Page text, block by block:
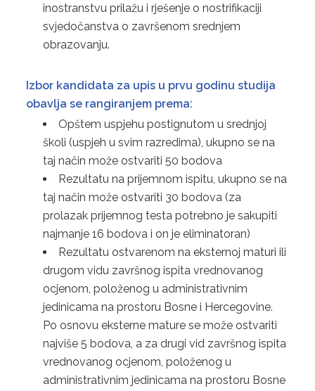
inostranstvu prilažu i rješenje o nostrifikaciji
svjedočanstva o završenom srednjem
obrazovanju.
Izbor kandidata za upis u prvu godinu studija
obavlja se rangiranjem prema:
Opštem uspjehu postignutom u srednjoj
školi (uspjeh u svim razredima), ukupno se na
taj način može ostvariti 50 bodova
Rezultatu na prijemnom ispitu, ukupno se na
taj način može ostvariti 30 bodova (za
prolazak prijemnog testa potrebno je sakupiti
najmanje 16 bodova i on je eliminatoran)
Rezultatu ostvarenom na eksternoj maturi ili
drugom vidu završnog ispita vrednovanog
ocjenom, položenog u administrativnim
jedinicama na prostoru Bosne i Hercegovine.
Po osnovu eksterne mature se može ostvariti
najviše 5 bodova, a za drugi vid završnog ispita
vrednovanog ocjenom, položenog u
administrativnim jedinicama na prostoru Bosne